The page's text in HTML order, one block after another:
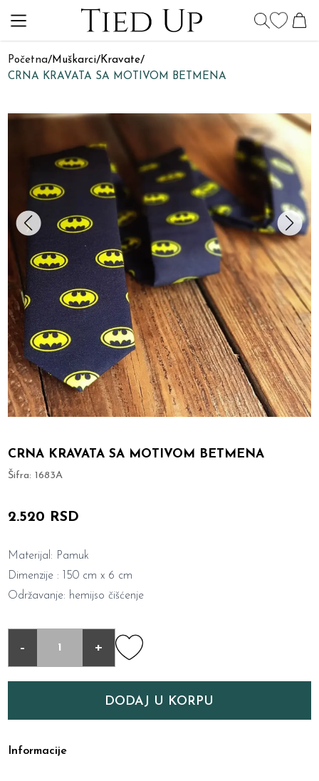
Početna/Muškarci/Kravate/
CRNA KRAVATA SA MOTIVOM BETMENA
CRNA KRAVATA SA MOTIVOM BETMENA
Šifra:1683A
2.520 RSD
Materijal: Pamuk
Dimenzije : 150 cm x 6 cm
Održavanje: hemijso čišćenje
- +
DODAJ U KORPU
Informacije